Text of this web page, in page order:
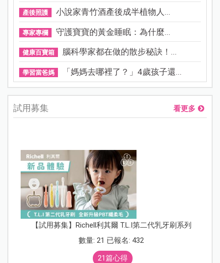
產後照護 小說家青竹酒產後成半植物人...
專家專欄 守護寶寶的黃金睡眠：為什麼...
健康百寶箱 腦科學家都在做的散步秘訣！...
學習當爸媽 「媽媽去哪裡了？」4歲孩子還...
試用募集 看更多
【試用募集】Richell利其爾 T.L.I第二代乳牙刷系列
數量: 21 已報名: 432
21篇心得